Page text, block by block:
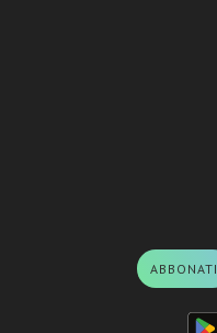
ABBONATI